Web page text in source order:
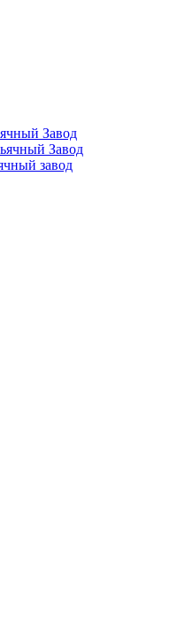
Завод
Завод
завод